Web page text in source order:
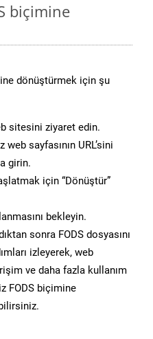
biçimine
dönüştürmek için şu
sitesini ziyaret edin.
sayfasının URL’sini
girin.
için “Dönüştür”
bekleyin.
sonra FODS dosyasını
izleyerek, web
ve daha fazla kullanım
FODS biçimine